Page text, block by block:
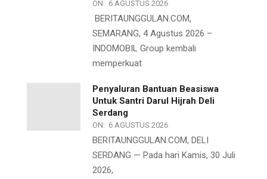
ON: 6 AGUSTUS 2026
BERITAUNGGULAN.COM,
SEMARANG, 4 Agustus 2026 –
INDOMOBIL Group kembali
memperkuat
Penyaluran Bantuan Beasiswa
Untuk Santri Darul Hijrah Deli
Serdang
ON: 6 AGUSTUS 2026
BERITAUNGGULAN.COM, DELI
SERDANG — Pada hari Kamis, 30 Juli
2026,